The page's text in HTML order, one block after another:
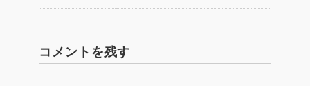
コメントを残す